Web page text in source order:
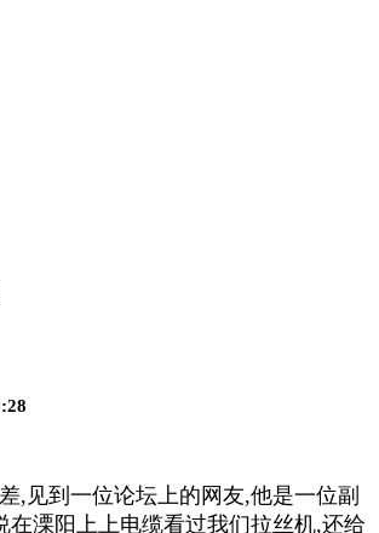
,见到一位论坛上的网友,他是一位副
在溧阳上上电缆看过我们拉丝机,还给